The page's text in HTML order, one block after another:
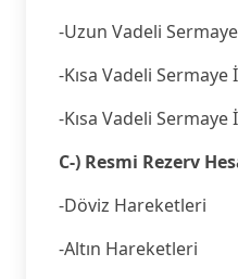
-Uzun Vadeli
-Kısa Vadeli Sermaye
-Kısa Vadeli Sermaye
C-) Resmi Rezerv
-Döviz Hareketleri
-Altın Hareketleri